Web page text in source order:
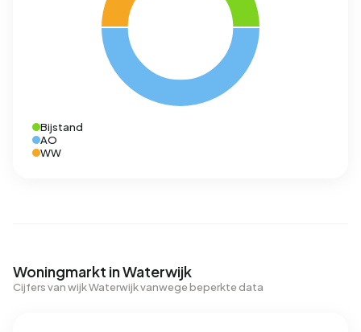
Bijstand
AO
WW
Woningmarkt in Waterwijk
Cijfers van wijk Waterwijk vanwege beperkte data